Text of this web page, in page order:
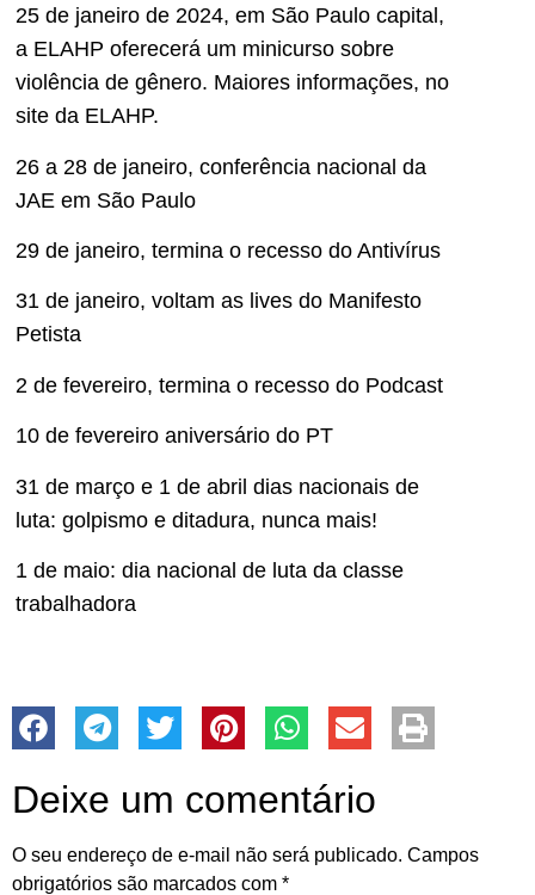
25 de janeiro de 2024, em São Paulo capital,
a ELAHP oferecerá um minicurso sobre
violência de gênero. Maiores informações, no
site da ELAHP.
26 a 28 de janeiro, conferência nacional da
JAE em São Paulo
29 de janeiro, termina o recesso do Antivírus
31 de janeiro, voltam as lives do Manifesto
Petista
2 de fevereiro, termina o recesso do Podcast
10 de fevereiro aniversário do PT
31 de março e 1 de abril dias nacionais de
luta: golpismo e ditadura, nunca mais!
1 de maio: dia nacional de luta da classe
trabalhadora
Deixe um comentário
O seu endereço de e-mail não será publicado. Campos
obrigatórios são marcados com *